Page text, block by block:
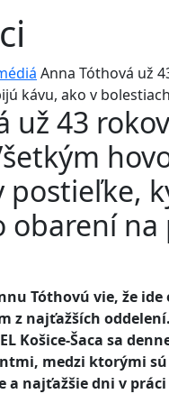
Anna Tóthová už
kávu, ako v
už 43
postieľke,
obarení
Tóthovú vie, že
z najťažších
Košice-Šaca sa
medzi ktorými
a najťažšie dni v